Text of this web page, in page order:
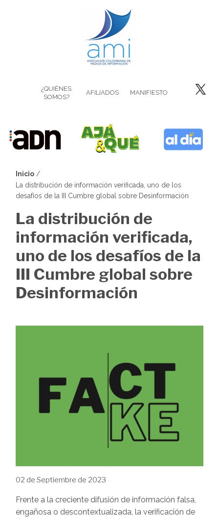
¿QUIÉNES
SOMOS?
AFILIADOS MANIFIESTO
Sobrescribir
de
ayuda
a
la
navegación
Inicio
La distribución de información verificada, uno de los
desafíos de la III Cumbre global sobre Desinformación
La distribución de
información verificada,
uno de los desafíos de la
III Cumbre global sobre
Desinformación
02 de Septiembre de 2023
Frente a la creciente difusión de información falsa,
engañosa o descontextualizada, la verificación de